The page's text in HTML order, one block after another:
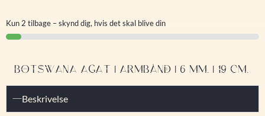
Kun 2 tilbage – skynd dig, hvis det skal blive din
BOTSWANA AGAT | ARMBÅND | 6 MM. | 19 CM.
Beskrivelse